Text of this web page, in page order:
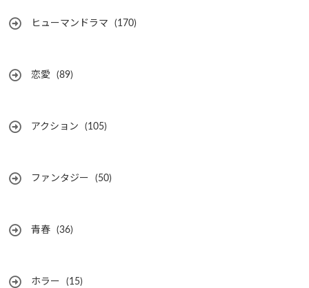
ヒューマンドラマ (170)
恋愛 (89)
アクション (105)
ファンタジー (50)
青春 (36)
ホラー (15)